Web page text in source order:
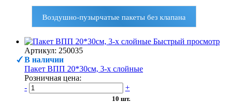
Воздушно-пузырчатые пакеты без клапана
Быстрый просмотр
Артикул: 250035
В наличии
Пакет ВПП 20*30см, 3-х слойные
Розничная цена:
-
+
10 шт.